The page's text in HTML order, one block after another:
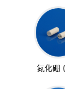
氮化硼